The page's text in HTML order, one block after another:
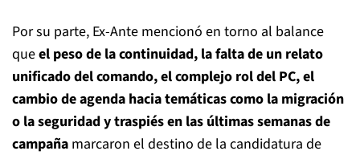
Por su parte, Ex-Ante mencionó en torno al balance
queel peso de la continuidad, la falta de un relato
unificado del comando, el complejo rol del PC, el
cambio de agenda hacia temáticas como la migración
o la seguridad y traspiés en las últimas semanas de
campaña marcaron el destino de la candidatura de